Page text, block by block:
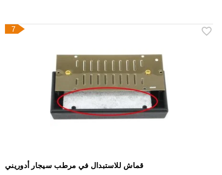
7
قماش للاستبدال في مرطب سيجار أدوريني